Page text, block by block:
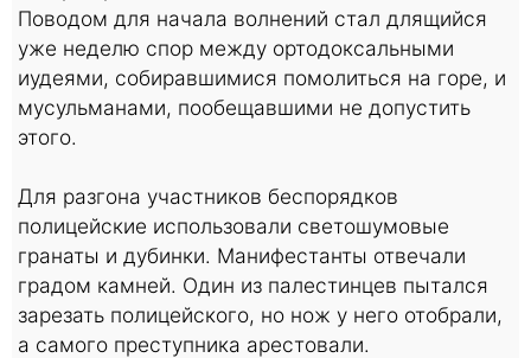
Поводом для начала волнений стал длящийся
уже неделю спор между ортодоксальными
иудеями, собиравшимися помолиться на горе, и
мусульманами, пообещавшими не допустить
этого.
Для разгона участников беспорядков
полицейские использовали светошумовые
гранаты и дубинки. Манифестанты отвечали
градом камней. Один из палестинцев пытался
зарезать полицейского, но нож у него отобрали,
а самого преступника арестовали.